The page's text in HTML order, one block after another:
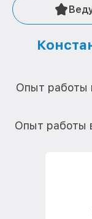
Опыт работы
Опыт работы